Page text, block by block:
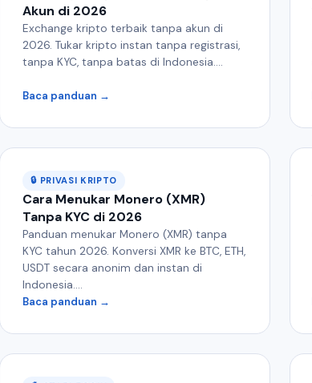
Akun di 2026
Exchange kripto terbaik tanpa akun di
2026. Tukar kripto instan tanpa registrasi,
tanpa KYC, tanpa batas di Indonesia....
Baca panduan →
🔒 PRIVASI KRIPTO
Cara Menukar Monero (XMR)
Tanpa KYC di 2026
Panduan menukar Monero (XMR) tanpa
KYC tahun 2026. Konversi XMR ke BTC, ETH,
USDT secara anonim dan instan di
Indonesia....
Baca panduan →